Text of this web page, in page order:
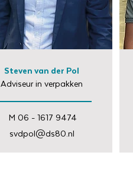
Steven van der Pol
Adviseur in verpakken
M 06 - 1617 9474
svdpol@ds80.nl